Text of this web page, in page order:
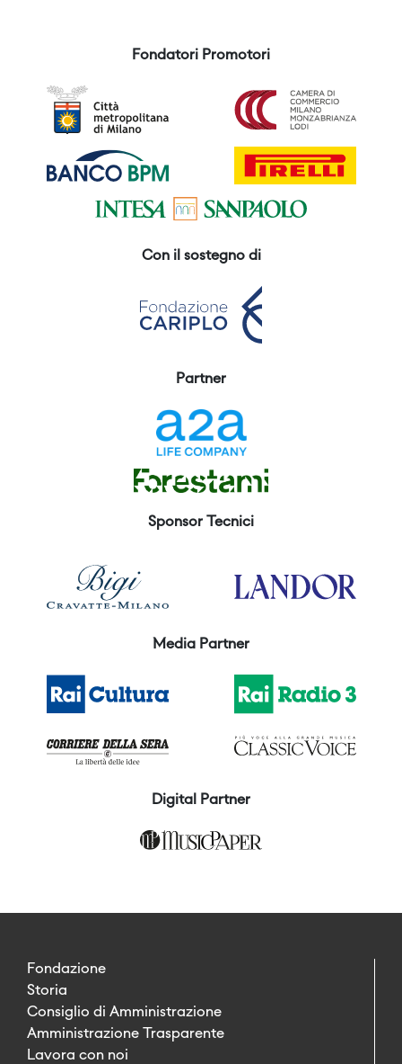
Fondatori Promotori
Con il sostegno di
Partner
Sponsor Tecnici
Media Partner
Digital Partner
Fondazione
Storia
Consiglio di Amministrazione
Amministrazione Trasparente
Lavora con noi